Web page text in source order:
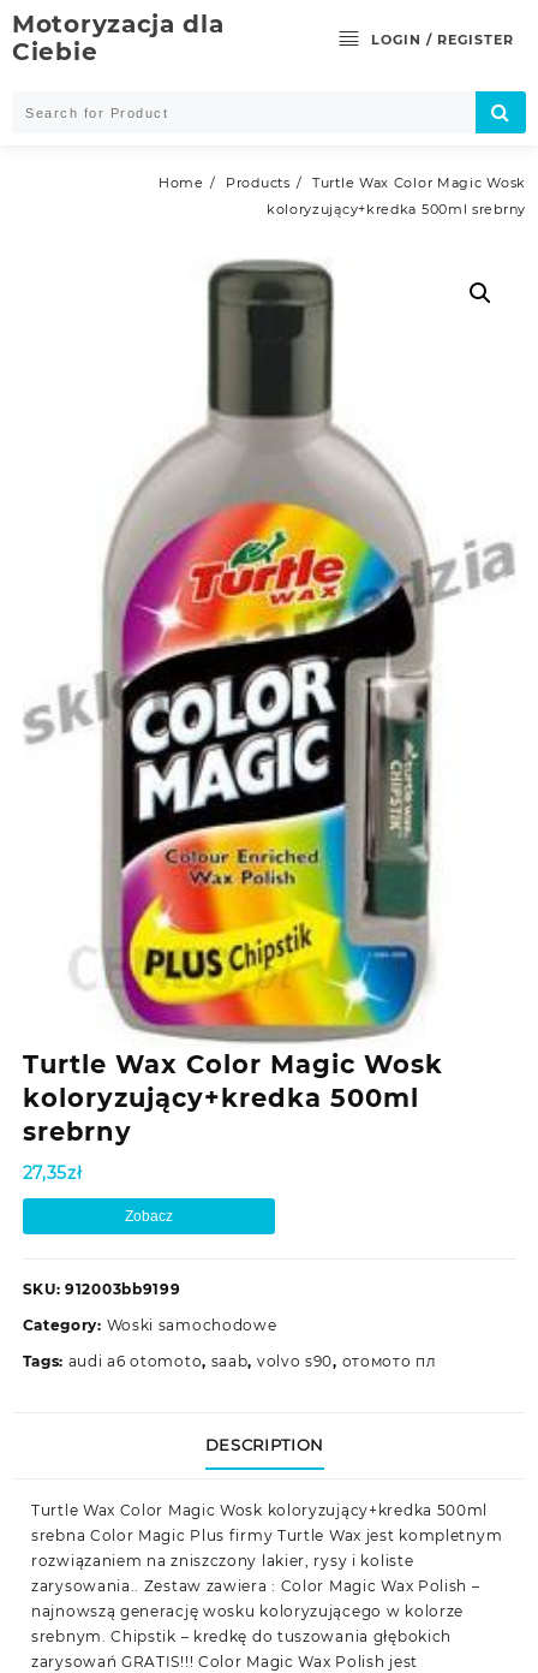
Skip
to
content
Motoryzacja dla
Ciebie
LOGIN / REGISTER
Home Products
Turtle Wax Color Magic Wosk
koloryzujący+kredka 500ml srebrny
Turtle Wax Color Magic Wosk
koloryzujący+kredka 500ml
srebrny
27,35zł
Zobacz
SKU: 912003bb9199
Category: Woski samochodowe
Tags: audi a6 otomoto, saab, volvo s90, отомото пл
DESCRIPTION
Turtle Wax Color Magic Wosk koloryzujący+kredka 500ml
srebna Color Magic Plus firmy Turtle Wax jest kompletnym
rozwiązaniem na zniszczony lakier, rysy i koliste
zarysowania.. Zestaw zawiera : Color Magic Wax Polish –
najnowszą generację wosku koloryzującego w kolorze
srebnym. Chipstik – kredkę do tuszowania głębokich
zarysowań GRATIS!!! Color Magic Wax Polish jest